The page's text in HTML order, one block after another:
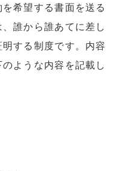
希望する書面を送る
誰から誰あてに差し
する制度です。内容
ような内容を記載し